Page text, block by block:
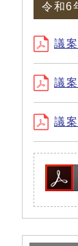
令和6
議
議
議